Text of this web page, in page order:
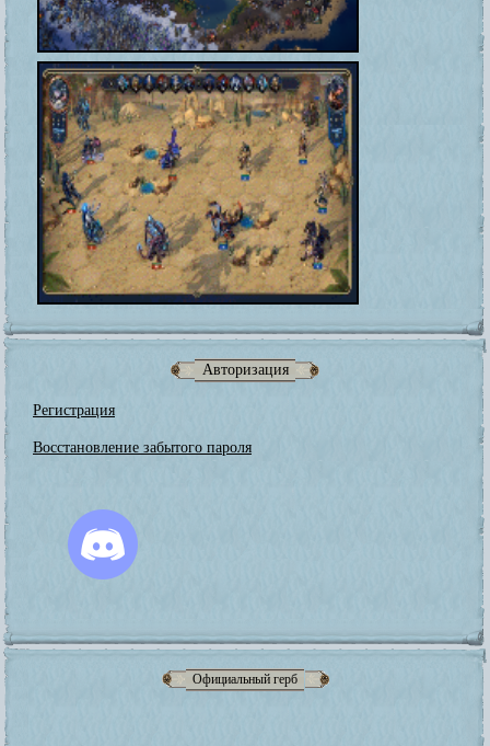
Авторизация
Регистрация
Восстановление забытого пароля
Официальный герб